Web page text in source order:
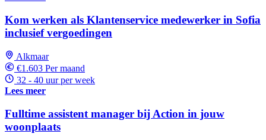
Kom werken als Klantenservice medewerker in Sofia
inclusief vergoedingen
Alkmaar
€1.603 Per maand
32 - 40 uur per week
Lees meer
Fulltime assistent manager bij Action in jouw
woonplaats